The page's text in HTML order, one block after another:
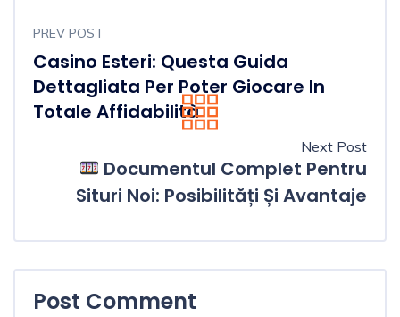
PREV POST
Casino Esteri: Questa Guida
Dettagliata Per Poter Giocare In
Totale Affidabilità
Next Post
Documentul Complet Pentru
Situri Noi: Posibilități Și Avantaje
Post Comment